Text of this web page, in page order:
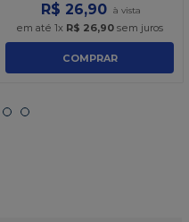
R$ 26,90
em até 1x R$ 26,90sem juros
COMPRAR